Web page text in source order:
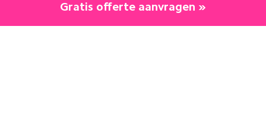
Gratis offerte aanvragen »